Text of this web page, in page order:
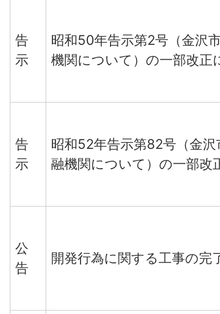
告
示
昭和50年告示第2号（金沢
機関について）の一部改正
告
示
昭和52年告示第82号（金
融機関について）の一部改
公
告
開発行為に関する工事の完